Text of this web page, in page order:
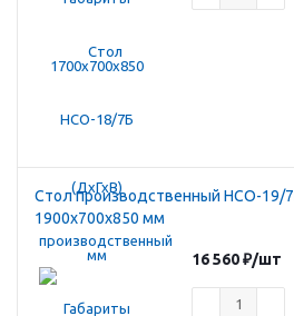
Стол производственный HCO-19/
1900х700х850 мм
16 560₽/шт